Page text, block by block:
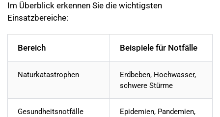
Im Überblick erkennen Sie die wichtigsten
Einsatzbereiche:
Bereich Beispiele für Notfälle
Naturkatastrophen
Erdbeben, Hochwasser,
schwere Stürme
Gesundheitsnotfälle
Epidemien, Pandemien,